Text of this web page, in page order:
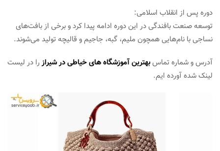
دوره پس از انقلاب اسلامی:
توسعه صنعت بافندگی در این دوره ادامه پیدا کرد و برخی از بافت‌های
نساجی با نام‌هایی همچون ملیم، گبه، جاجیم و قالیچه تولید می‌شوند.
آدرس و شماره تماسبهترین آموزشگاه های خیاطی در شیرازرا در لیست
لینک شده آورده ایم.